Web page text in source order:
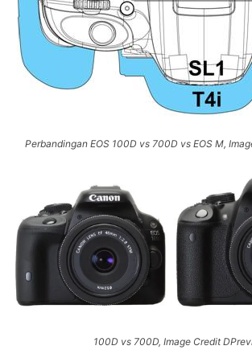
Perbandingan EOS 100D vs 700D vs EOS M,
100D vs 700D, Image Credit